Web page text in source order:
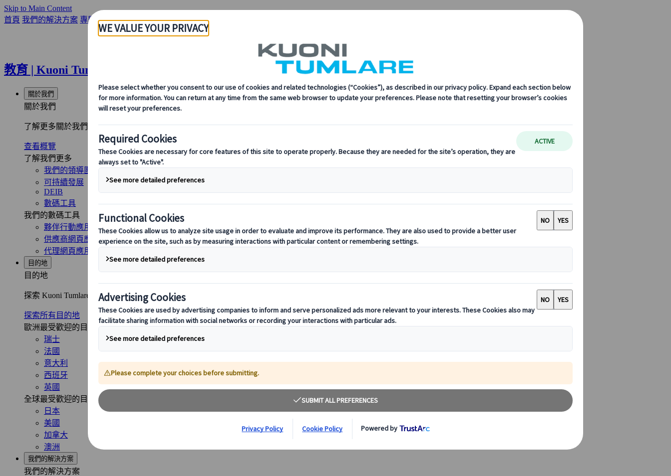
Skip to Main Content
首頁 我們的解決方案 專題旅遊 教育
教育 | Kuoni Tumlare
關於我們
關於我們
了解更多關於我們的身份、我們的業務，以及我們對可持續發展、創新和最新旅遊技術的承諾。
查看概覽
了解我們更多
我們的領導團隊
可持續發展
DEIB
數碼工具
我們的數碼工具
夥伴行動應用程式
供應商網頁應用程式
代理網頁應用程式
目的地
目的地
探索 Kuoni Tumlare 的全球覆蓋範圍，作為您的本地專家，提供量身定制的行程，滿足您獨特的旅遊需求。
探索所有目的地
歐洲最受歡迎的目的地
瑞士
法國
意大利
西班牙
英國
全球最受歡迎的目的地
日本
美國
加拿大
澳洲
我們的解決方案
我們的解決方案